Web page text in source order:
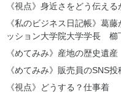
《視点》身近さをどう伝える
《私のビジネス日記帳》葛
ッション大学院大学学長 櫛
《めてみみ》産地の歴史遺産
《めてみみ》販売員のSNS投
《視点》どうする？仕事着